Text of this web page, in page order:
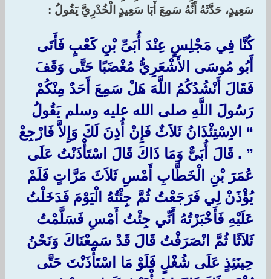
سَعِيدٍ، حَدَّثَهُ أَنَّهُ سَمِعَ أَبَا سَعِيدٍ الْخُدْرِيَّ يَقُولُ :‏
كُنَّا فِي مَجْلِسٍ عِنْدَ أُبَىِّ بْنِ كَعْبٍ فَأَتَى
أَبُو مُوسَى الأَشْعَرِيُّ مُغْضَبًا حَتَّى وَقَفَ
فَقَالَ أَنْشُدُكُمُ اللَّهَ هَلْ سَمِعَ أَحَدٌ مِنْكُمْ
رَسُولَ اللَّهِ صلى الله عليه وسلم يَقُولُ ‏
“‏ الاِسْتِئْذَانُ ثَلاَثٌ فَإِنْ أُذِنَ لَكَ وَإِلاَّ فَارْجِعْ
‏”‏ ‏.‏ قَالَ أُبَىٌّ وَمَا ذَاكَ قَالَ اسْتَأْذَنْتُ عَلَى
عُمَرَ بْنِ الْخَطَّابِ أَمْسِ ثَلاَثَ مَرَّاتٍ فَلَمْ
يُؤْذَنْ لِي فَرَجَعْتُ ثُمَّ جِئْتُهُ الْيَوْمَ فَدَخَلْتُ
عَلَيْهِ فَأَخْبَرْتُهُ أَنِّي جِئْتُ أَمْسِ فَسَلَّمْتُ
ثَلاَثًا ثُمَّ انْصَرَفْتُ قَالَ قَدْ سَمِعْنَاكَ وَنَحْنُ
حِينَئِذٍ عَلَى شُغْلٍ فَلَوْ مَا اسْتَأْذَنْتَ حَتَّى